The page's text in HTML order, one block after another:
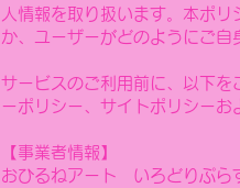
人情報を取り扱います。 本ポリ
か、ユーザーがどのようにご自
サービスのご利用前に、以下を
ーポリシー、サイトポリシーお
【事業者情報】
おひるねアート いろどりぷら